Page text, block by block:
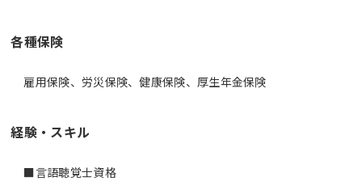
各種保険
雇用保険、労災保険、健康保険、厚生年金保険
経験・スキル
■言語聴覚士資格